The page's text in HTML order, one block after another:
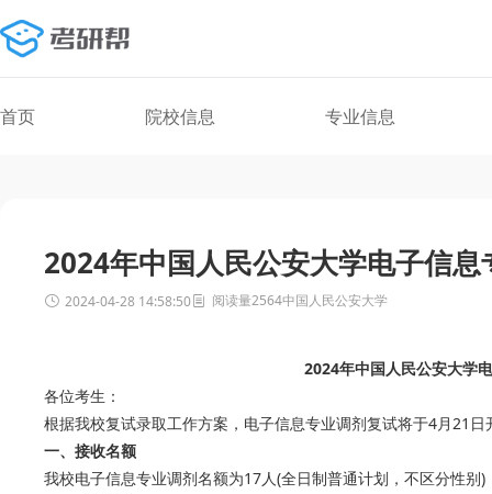
首页 院校信息 专业信息
2024年中国人民公安大学电子信
2024-04-28 14:58:50 阅读量2564中国人民公安大学
2024年中国人民公安大学
各位考生：
根据我校复试录取工作方案，电子信息专业调剂复试将于4月21
一、接收名额
我校电子信息专业调剂名额为17人(全日制普通计划，不区分性